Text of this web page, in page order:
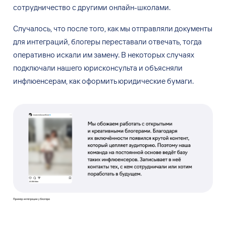
сотрудничество сдругими онлайн-школами.
Случалось, что после того, как мы отправляли документы
для интеграций, блогеры переставали отвечать, тогда
оперативно искали имзамену. В некоторых случаях
подключали нашего юрисконсульта и объясняли
инфлюенсерам, как оформить юридические бумаги.